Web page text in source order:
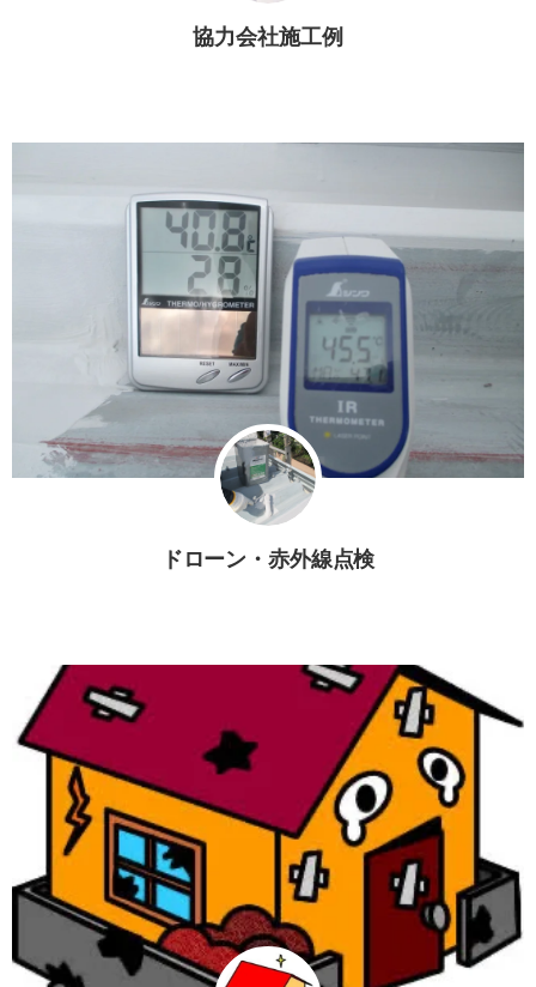
協力会社施工例
ドローン・赤外線点検